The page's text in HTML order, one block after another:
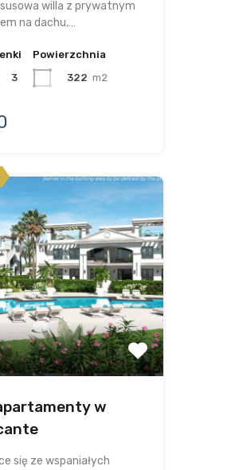
willa z prywatnym
na dachu,…
3
Powierzchnia
322 m2
w
się ze wspaniałych